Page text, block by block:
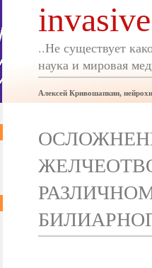
..Не существует
наука и мировая
Алексей Кривошапкин,